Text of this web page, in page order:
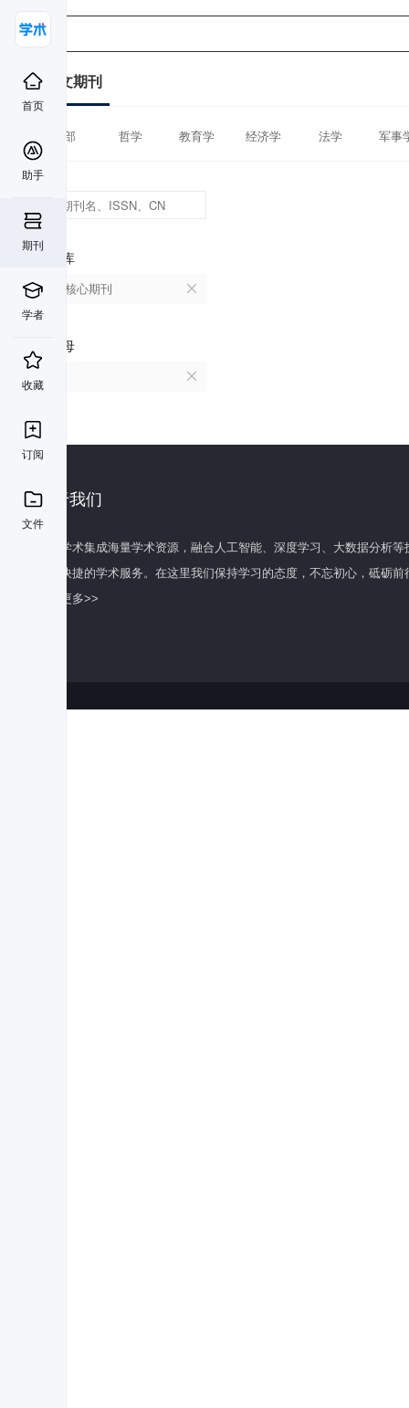
首页
助手
期刊
学者
收藏
订阅
文件
中文期刊
全部 哲学 教育学 经济学 法学 军事
数据库
北大核心期刊
首字母
关于我们
百度学术集成海量学术资源，融合人工智能、深度学习、大数据分析
全面快捷的学术服务。在这里我们保持学习的态度，不忘初心，砥砺前
了解更多>>